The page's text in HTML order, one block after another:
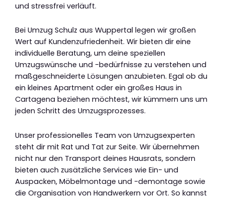
und stressfrei verläuft.
Bei Umzug Schulz aus Wuppertal legen wir großen
Wert auf Kundenzufriedenheit. Wir bieten dir eine
individuelle Beratung, um deine speziellen
Umzugswünsche und -bedürfnisse zu verstehen und
maßgeschneiderte Lösungen anzubieten. Egal ob du
ein kleines Apartment oder ein großes Haus in
Cartagena beziehen möchtest, wir kümmern uns um
jeden Schritt des Umzugsprozesses.
Unser professionelles Team von Umzugsexperten
steht dir mit Rat und Tat zur Seite. Wir übernehmen
nicht nur den Transport deines Hausrats, sondern
bieten auch zusätzliche Services wie Ein- und
Auspacken, Möbelmontage und -demontage sowie
die Organisation von Handwerkern vor Ort. So kannst